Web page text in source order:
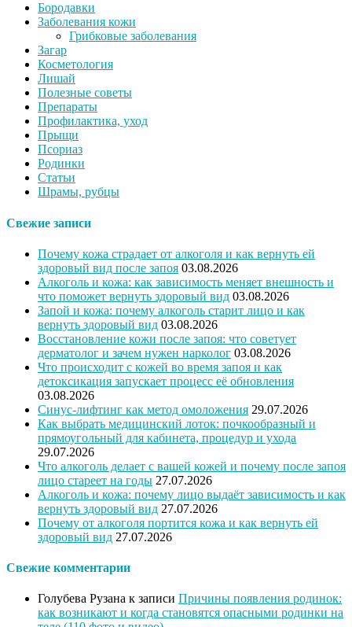
Бородавки
Заболевания кожи
Грибковые заболевания
Загар
Косметология
Лишай
Полезные советы
Препараты
Профилактика, уход
Прыщи
Псориаз
Родинки
Статьи
Шрамы, рубцы
Свежие записи
Почему кожа страдает от алкоголя и как вернуть ей
здоровый вид после запоя 03.08.2026
Алкоголь и кожа: как зависимость меняет внешность и
что поможет вернуть здоровый вид 03.08.2026
Запой и кожа: почему алкоголь старит лицо и как
вернуть здоровый вид 03.08.2026
Восстановление кожи после запоя: что советует
дерматолог и зачем нужен нарколог 03.08.2026
Что происходит с кожей во время запоя и как
детоксикация запускает процесс её обновления
03.08.2026
Синус-лифтинг как метод омоложения 29.07.2026
Как выбрать медицинский лоток: почкообразный и
прямоугольный для кабинета, процедур и ухода
29.07.2026
Что алкоголь делает с вашей кожей и почему после запоя
лицо стареет на годы 27.07.2026
Алкоголь и кожа: почему лицо выдаёт зависимость и как
вернуть здоровый вид 27.07.2026
Почему от алкоголя портится кожа и как вернуть ей
здоровый вид 27.07.2026
Свежие комментарии
Голубева Рузана к записи Причины появления родинок:
как возникают и когда становятся опасными родинки на